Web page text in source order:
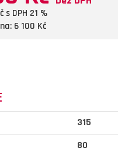
s DPH 21 %
6 100 Kč
315
80